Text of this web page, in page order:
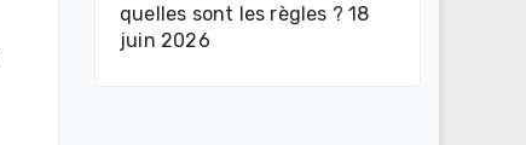
quelles sont les règles ? 18
juin 2026